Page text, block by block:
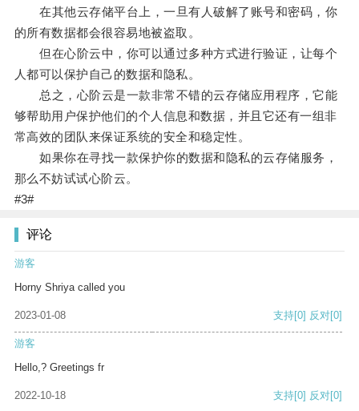
在其他云存储平台上，一旦有人破解了账号和密码，你
的所有数据都会很容易地被盗取。
但在心阶云中，你可以通过多种方式进行验证，让每个
人都可以保护自己的数据和隐私。
总之，心阶云是一款非常不错的云存储应用程序，它能
够帮助用户保护他们的个人信息和数据，并且它还有一组非
常高效的团队来保证系统的安全和稳定性。
如果你在寻找一款保护你的数据和隐私的云存储服务，
那么不妨试试心阶云。
#3#
评论
游客
Horny Shriya called you
2023-01-08 支持[0] 反对[0]
游客
Hello,? Greetings fr
2022-10-18 支持[0] 反对[0]